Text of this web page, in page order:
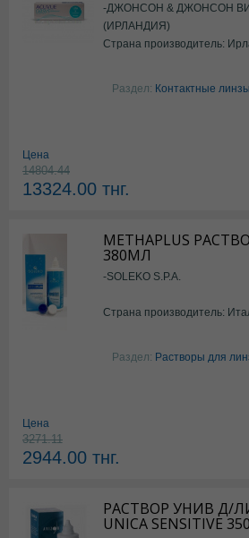
-ДЖОНСОН & ДЖОНСОН
(ИРЛАНДИЯ)
Страна производитель:
Раздел: Контактные линзы
Цена
14804.44
13324.00 тнг.
METHAPLUS
380МЛ
-SOLEKO S.P.A.
Страна производитель:
Раздел: Растворы для
Цена
3271.11
2944.00 тнг.
РАСТВОР УНИВ Д/
UNICA SENSITIVE